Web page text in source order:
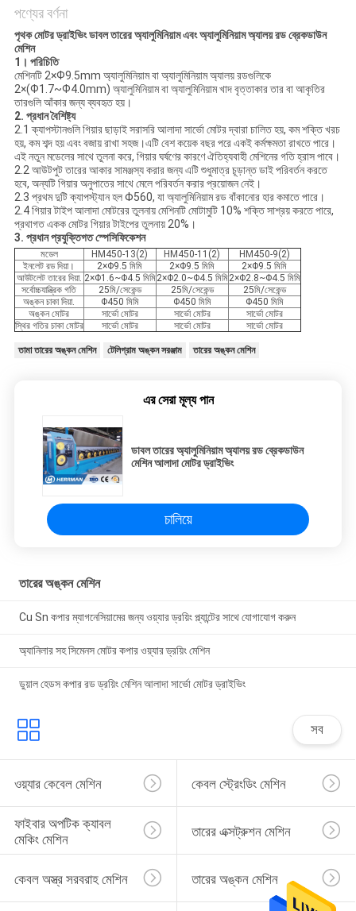
পণ্যের বর্ণনা
পৃথক মোটর ড্রাইভিং ডাবল তারের অ্যালুমিনিয়াম এবং অ্যালুমিনিয়াম অ্যালয় রড ব্রেকডাউন
মেশিন
1। পরিচিতি
মেশিনটি 2×Ф9.5mm অ্যালুমিনিয়াম বা অ্যালুমিনিয়াম অ্যালয় রডগুলিকে
2×(Ф1.7~Ф4.0mm) অ্যালুমিনিয়াম বা অ্যালুমিনিয়াম খাদ বৃত্তাকার তার বা আকৃতির
তারগুলি আঁকার জন্য ব্যবহৃত হয়।
2. প্রধান বৈশিষ্ট্য
2.1 ক্যাপস্টানগুলি গিয়ার ছাড়াই সরাসরি আলাদা সার্ভো মোটর দ্বারা চালিত হয়, কম শক্তি খরচ
হয়, কম শব্দ হয় এবং বজায় রাখা সহজ।এটি বেশ কয়েক বছর পরে একই কর্মক্ষমতা রাখতে পারে।
এই নতুন মডেলের সাথে তুলনা করে, গিয়ার ঘর্ষণের কারণে ঐতিহ্যবাহী মেশিনের গতি হ্রাস পাবে।
2.2 আউটপুট তারের আকার সামঞ্জস্য করার জন্য এটি শুধুমাত্র চূড়ান্ত ডাই পরিবর্তন করতে
হবে, অন্যটি গিয়ার অনুপাতের সাথে মেলে পরিবর্তন করার প্রয়োজন নেই।
2.3 প্রথম দুটি ক্যাপস্ট্যান হল Φ560, যা অ্যালুমিনিয়াম রড বাঁকানোর হার কমাতে পারে।
2.4 গিয়ার টাইপ আলাদা মোটরের তুলনায় মেশিনটি মোটামুটি 10% শক্তি সাশ্রয় করতে পারে,
প্রথাগত একক মোটর গিয়ার টাইপের তুলনায় 20%।
3. প্রধান প্রযুক্তিগত স্পেসিফিকেশন
মডেল HM450-13(2) HM450-11(2)
HM450-9(2)
ইনলেট রড দিয়া।
2×Φ9.5 মিমি 2×Φ9.5 মিমি
2×Φ9.5 মিমি
আউটলেট তারের দিয়া. 2×Φ1.6~Φ4.5 মিমি2×Φ2.0~Φ4.5 মিমি2×Φ2.8~Φ4.5 মিমি
সর্বোচ্চযান্ত্রিক গতি
25মি/সেকেন্ড 25মি/সেকেন্ড
25মি/সেকেন্ড
অঙ্কন চাকা দিয়া.
Φ450 মিমি Φ450 মিমি
Φ450 মিমি
অঙ্কন মোটর
সার্ভো মোটর সার্ভো মোটর
সার্ভো মোটর
স্থির গতির চাকা মোটর
সার্ভো মোটর সার্ভো মোটর সার্ভো মোটর
তামা তারের অঙ্কন মেশিন টেলিগ্রাম অঙ্কন সরঞ্জাম তারের অঙ্কন মেশিন
এর সেরা মূল্য পান
ডাবল তারের অ্যালুমিনিয়াম অ্যালয় রড ব্রেকডাউন
মেশিন আলাদা মোটর ড্রাইভিং
চালিয়ে
তারের অঙ্কন মেশিন
Cu Sn কপার ম্যাগনেসিয়ামের জন্য ওয়্যার ড্রয়িং প্ল্যান্টের সাথে যোগাযোগ করুন
অ্যানিলার সহ সিমেনস মোটর কপার ওয়্যার ড্রয়িং মেশিন
ডুয়াল হেডস কপার রড ড্রয়িং মেশিন আলাদা সার্ভো মোটর ড্রাইভিং
সব
ওয়্যার কেবেল মেশিন কেবল স্ট্রেংডিং মেশিন
ফাইবার অপটিক ক্যাবল
মেকিং মেশিন
তারের এক্সট্রুশন মেশিন
কেবল অস্ত্র সরবরাহ মেশিন তারের অঙ্কন মেশিন